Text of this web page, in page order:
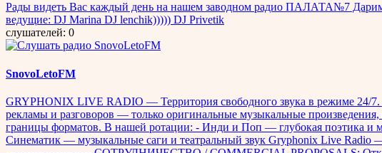
Рады видеть Вас каждый день на нашем заводном радио ПАЛАТА№7
ведущие: DJ Marina DJ lenchik))))) DJ Privetik
слушателей: 0
SnovoLetoFM
GRYPHONIX LIVE RADIO — Территория свободного звука в режиме 24/
рекламы и разговоров — только оригинальные музыкальные
границы форматов. В нашей ротации: - Инди и Поп — глубокая поэтика и
Синематик — музыкальные саги и театральный звук Gryphonix Live Radio —